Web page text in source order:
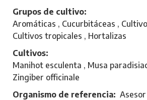
t
i
n
J
o
Grupos de cultivo
Aromáticas , Cucurbitáceas ,
Cultivos tropicales , Hortalizas
Cultivos
Manihot esculenta , Musa
Zingiber officinale
Organismo de referencia